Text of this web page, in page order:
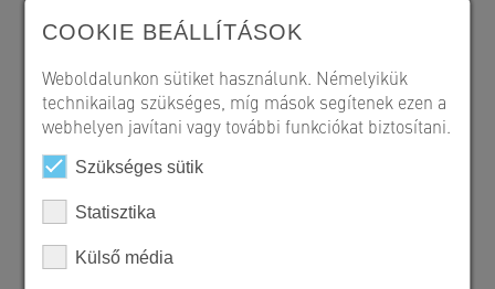
COOKIE BEÁLLÍTÁSOK
Weboldalunkon sütiket használunk. Némelyikük
technikailag szükséges, míg mások segítenek ezen a
webhelyen javítani vagy további funkciókat biztosítani.
Szükséges sütik
Statisztika
Külső média